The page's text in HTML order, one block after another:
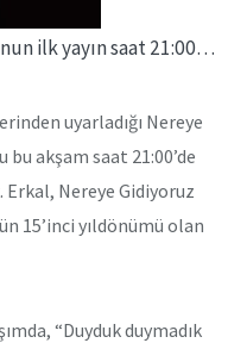
ilk yayın saat 21:00…
uyarladığı Nereye
akşam saat 21:00’de
Erkal, Nereye Gidiyoruz
15’inci yıldönümü olan
“Duyduk duymadık